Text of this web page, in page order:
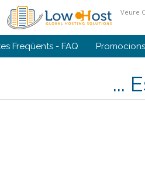
Veure
Promocions
Freqüents - FAQ